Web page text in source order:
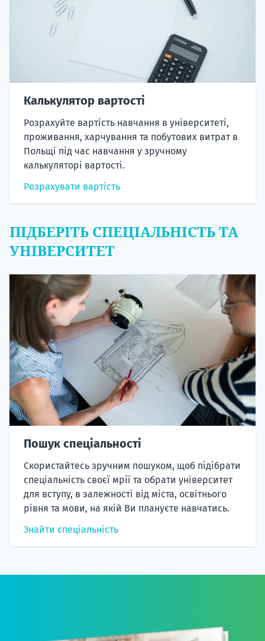
Калькулятор вартості
Розрахуйте вартість навчання в університеті,
проживання, харчування та побутових витрат в
Польщі під час навчання у зручному
калькуляторі вартості.
Розрахувати вартість
ПІДБЕРІТЬ СПЕЦІАЛЬНІСТЬ ТА
УНІВЕРСИТЕТ
Пошук спеціальності
Скористайтесь зручним пошуком, щоб підібрати
спеціальність своєї мрії та обрати університет
для вступу, в залежності від міста, освітнього
рівня та мови, на якій Ви плануєте навчатись.
Знайти спеціальність